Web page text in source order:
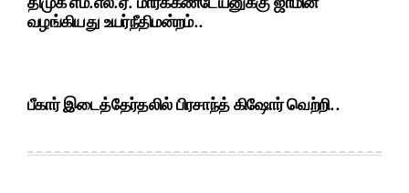
வழங்கியது உயர்நீதிமன்றம்..
பீகார் இடைத்தேர்தலில் பிரசாந்த் கிஷோர் வெற்றி..